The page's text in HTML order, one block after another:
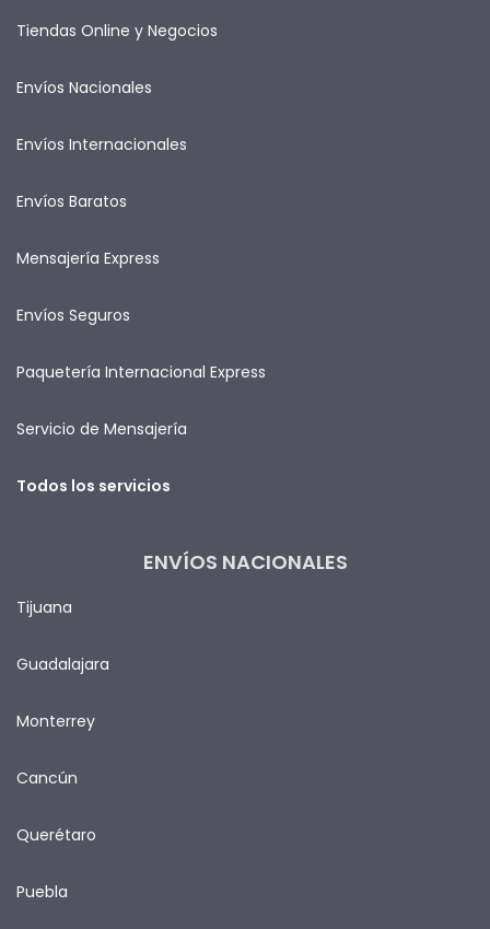
Tiendas Online y Negocios
Envíos Nacionales
Envíos Internacionales
Envíos Baratos
Mensajería Express
Envíos Seguros
Paquetería Internacional Express
Servicio de Mensajería
Todos los servicios
ENVÍOS NACIONALES
Tijuana
Guadalajara
Monterrey
Cancún
Querétaro
Puebla